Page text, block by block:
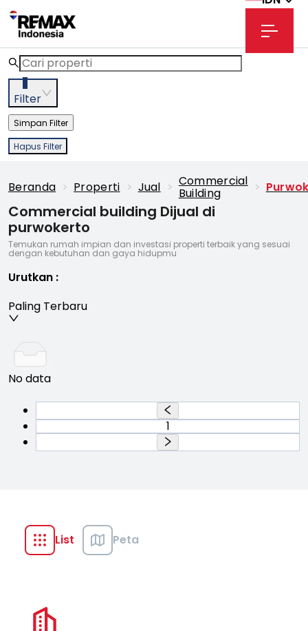
3
Filter
Simpan Filter
Hapus Filter
Beranda > Properti > Jual > Commercial
Building >
Commercial building Dijual di
purwokerto
Temukan rumah impian dan investasi properti terbaik yang sesuai
dengan kebutuhan dan gaya hidupmu
Urutkan :
Paling Terbaru
No data
1
List Peta